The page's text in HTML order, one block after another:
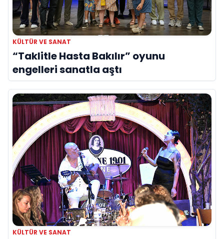
KÜLTÜR VE SANAT
“Taklitle Hasta Bakılır” oyunu
engelleri sanatla aştı
KÜLTÜR VE SANAT